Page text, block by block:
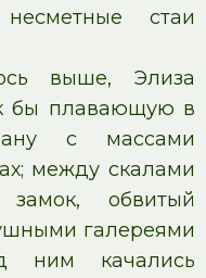
стаи
выше, Элиза
бы плавающую в
с массами
между скалами
обвитый
галереями
ним качались